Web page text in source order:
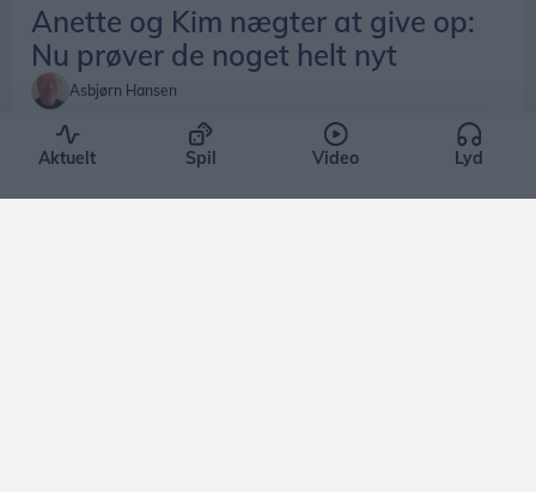
Anette og Kim nægter at give op:
Nu prøver de noget helt nyt
Asbjørn Hansen
Aktuelt Spil Video Lyd